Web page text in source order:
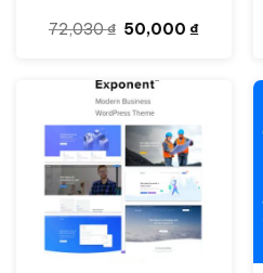
72,030₫ Giá
gốc
50,000₫Giá
50,000 ₫.